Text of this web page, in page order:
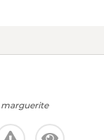
marguerite